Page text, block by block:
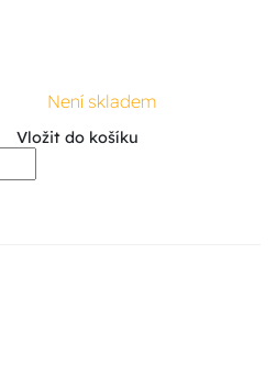
Není skladem
Vložit do košíku